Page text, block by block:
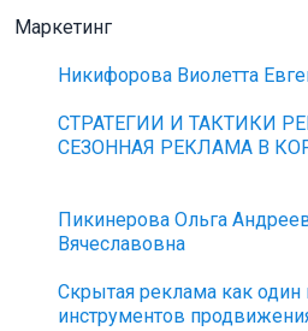
Маркетинг
Никифорова Виолетта
СТРАТЕГИИ И ТАКТИКИ
СЕЗОННАЯ РЕКЛАМА В
Пикинерова Ольга
Вячеславовна
Скрытая реклама как
инструментов